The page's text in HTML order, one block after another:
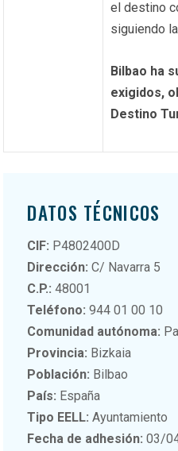
el destino
siguiendo
Bilbao ha
exigidos,
Destino
DATOS TÉCNICOS
CIF: P4802400D
Dirección: C/ Navarra 5
C.P.: 48001
Teléfono: 944 01 00 10
Comunidad autónoma:
Provincia: Bizkaia
Población: Bilbao
País: España
Tipo EELL: Ayuntamiento
Fecha de adhesión: 03/